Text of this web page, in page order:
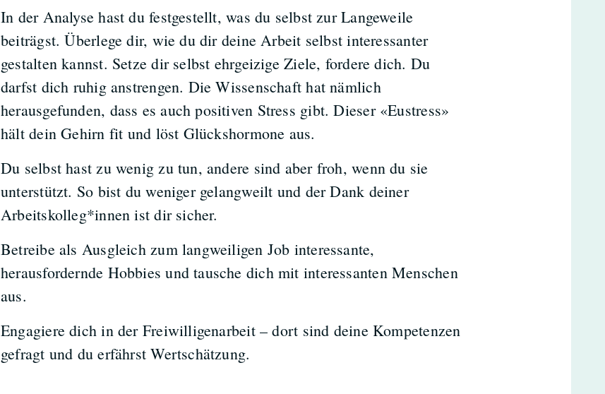
In der Analyse hast du festgestellt, was du selbst zur Langeweile
beiträgst. Überlege dir, wie du dir deine Arbeit selbst interessanter
gestalten kannst. Setze dir selbst ehrgeizige Ziele, fordere dich. Du
darfst dich ruhig anstrengen. Die Wissenschaft hat nämlich
herausgefunden, dass es auch positiven Stress gibt. Dieser «Eustress»
hält dein Gehirn fit und löst Glückshormone aus.
Du selbst hast zu wenig zu tun, andere sind aber froh, wenn du sie
unterstützt. So bist du weniger gelangweilt und der Dank deiner
Arbeitskolleg*innen ist dir sicher.
Betreibe als Ausgleich zum langweiligen Job interessante,
herausfordernde Hobbies und tausche dich mit interessanten Menschen
aus.
Engagiere dich in der Freiwilligenarbeit – dort sind deine Kompetenzen
gefragt und du erfährst Wertschätzung.